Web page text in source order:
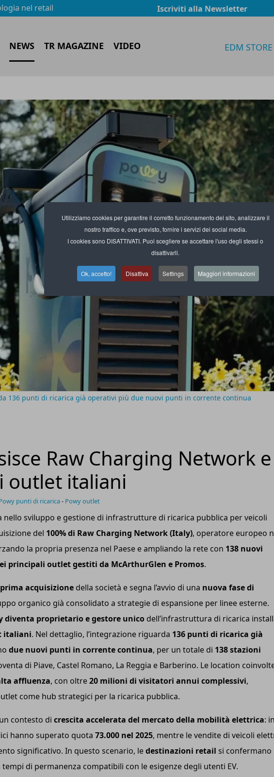
Utilizziamo cookies per garantire il corretto funzionamento del sito, analizzare il
nostro traffico e, ove previsto, fornire i servizi dei social media.
I cookies sono DISATTIVATI. Puoi scegliere se accettare l'uso degli stessi o
disattivarli.
Ok, accetto! Disattiva Settings Maggiori informazioni
nel retail Iscriviti alla Newsletter
NEWS TR MAGAZINE VIDEO EDM STORE
136 punti di ricarica già operativi più due nuovi punti in corrente continua
Raw Charging Network e
outlet italiani
punti di ricarica- Powy outlet
nello sviluppo e gestione di infrastrutture di ricarica pubblica per veicoli
del 100% di Raw Charging Network (Italy), operatore europeo
la propria presenza nel Paese e ampliando la rete con 138 nuovi
principali outlet gestiti da McArthurGlen e Promos.
prima acquisizione della società e segna l’avvio di una nuova fase di
organico già consolidato a strategie di espansione per linee esterne.
diventa proprietario e gestore unico dell’infrastruttura di ricarica
italiani. Nel dettaglio, l’integrazione riguarda 136 punti di ricarica già
due nuovi punti in corrente continua, per un totale di 138 stazioni
di Piave, Castel Romano, La Reggia e Barberino. Le location
affluenza, con oltre20 milioni di visitatori annui complessivi,
come hub strategici per la ricarica pubblica.
contesto di crescita accelerata del mercato della mobilità elettrica:
hanno superato quota 73.000 nel 2025, mentre le vendite di veicoli
significativo. In questo scenario, ledestinazioni retail si confermano
di permanenza compatibili con le esigenze degli utenti EV.